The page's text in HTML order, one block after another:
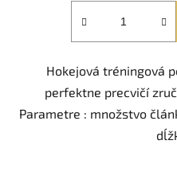
Hokejová tréningová
perfektne precvičí
Parametre :